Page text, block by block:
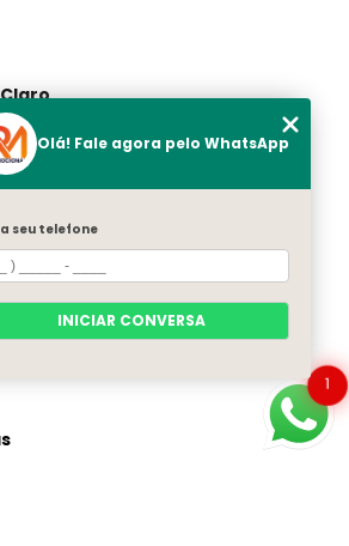
Claro
Minas
1
Olá! Fale agora pelo WhatsApp
seu telefone
INICIAR CONVERSA